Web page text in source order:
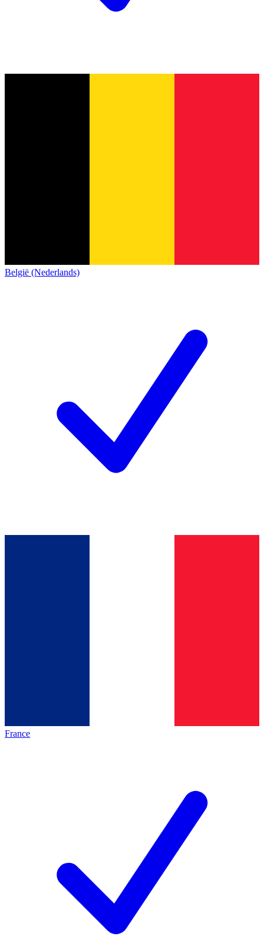
België (Nederlands)
France